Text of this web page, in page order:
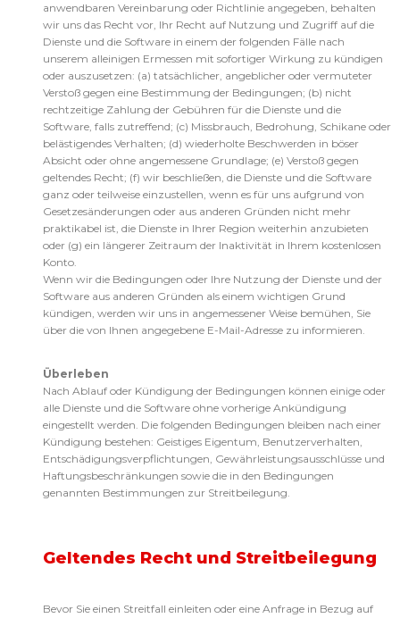
anwendbaren Vereinbarung oder Richtlinie angegeben, behalten
wir uns das Recht vor, Ihr Recht auf Nutzung und Zugriff auf die
Dienste und die Software in einem der folgenden Fälle nach
unserem alleinigen Ermessen mit sofortiger Wirkung zu kündigen
oder auszusetzen: (a) tatsächlicher, angeblicher oder vermuteter
Verstoß gegen eine Bestimmung der Bedingungen; (b) nicht
rechtzeitige Zahlung der Gebühren für die Dienste und die
Software, falls zutreffend; (c) Missbrauch, Bedrohung, Schikane oder
belästigendes Verhalten; (d) wiederholte Beschwerden in böser
Absicht oder ohne angemessene Grundlage; (e) Verstoß gegen
geltendes Recht; (f) wir beschließen, die Dienste und die Software
ganz oder teilweise einzustellen, wenn es für uns aufgrund von
Gesetzesänderungen oder aus anderen Gründen nicht mehr
praktikabel ist, die Dienste in Ihrer Region weiterhin anzubieten
oder (g) ein längerer Zeitraum der Inaktivität in Ihrem kostenlosen
Konto.
Wenn wir die Bedingungen oder Ihre Nutzung der Dienste und der
Software aus anderen Gründen als einem wichtigen Grund
kündigen, werden wir uns in angemessener Weise bemühen, Sie
über die von Ihnen angegebene E-Mail-Adresse zu informieren.
Überleben
Nach Ablauf oder Kündigung der Bedingungen können einige oder
alle Dienste und die Software ohne vorherige Ankündigung
eingestellt werden. Die folgenden Bedingungen bleiben nach einer
Kündigung bestehen: Geistiges Eigentum, Benutzerverhalten,
Entschädigungsverpflichtungen, Gewährleistungsausschlüsse und
Haftungsbeschränkungen sowie die in den Bedingungen
genannten Bestimmungen zur Streitbeilegung.
Geltendes Recht und Streitbeilegung
Bevor Sie einen Streitfall einleiten oder eine Anfrage in Bezug auf